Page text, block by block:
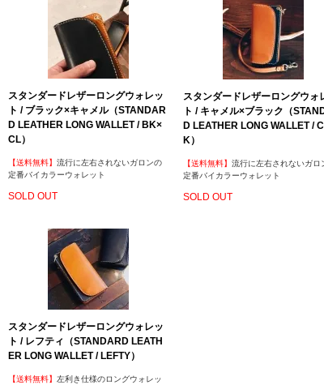
スタンダードレザーロングウォレッ
ト / ブラック×キャメル（STANDAR
D LEATHER LONG WALLET / BK×
CL）
【送料無料】 流行に左右されないガロンの
定番バイカラーウォレット
SOLD OUT
スタンダードレザーロングウォ
ト / キャメル×ブラック（
D LEATHER LONG WALLET /
K）
【送料無料】 流行に左右されないガロ
定番バイカラーウォレット
SOLD OUT
スタンダードレザーロングウォレッ
ト / レフティ（STANDARD LEATH
ER LONG WALLET / LEFTY）
【送料無料】
左利き仕様のロングウォレッ